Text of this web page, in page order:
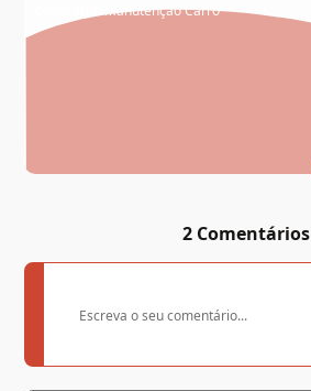
Categoria:Manutenção Carro
2 Comentários